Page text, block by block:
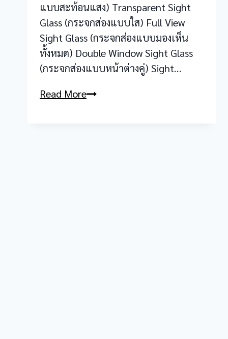
แบบสะท้อนแสง) Transparent Sight
Glass (กระจกส่องแบบใส) Full View
Sight Glass (กระจกส่องแบบมองเห็น
ทั้งหมด) Double Window Sight Glass
(กระจกส่องแบบหน้าต่างคู่) Sight…
Read MoreSight